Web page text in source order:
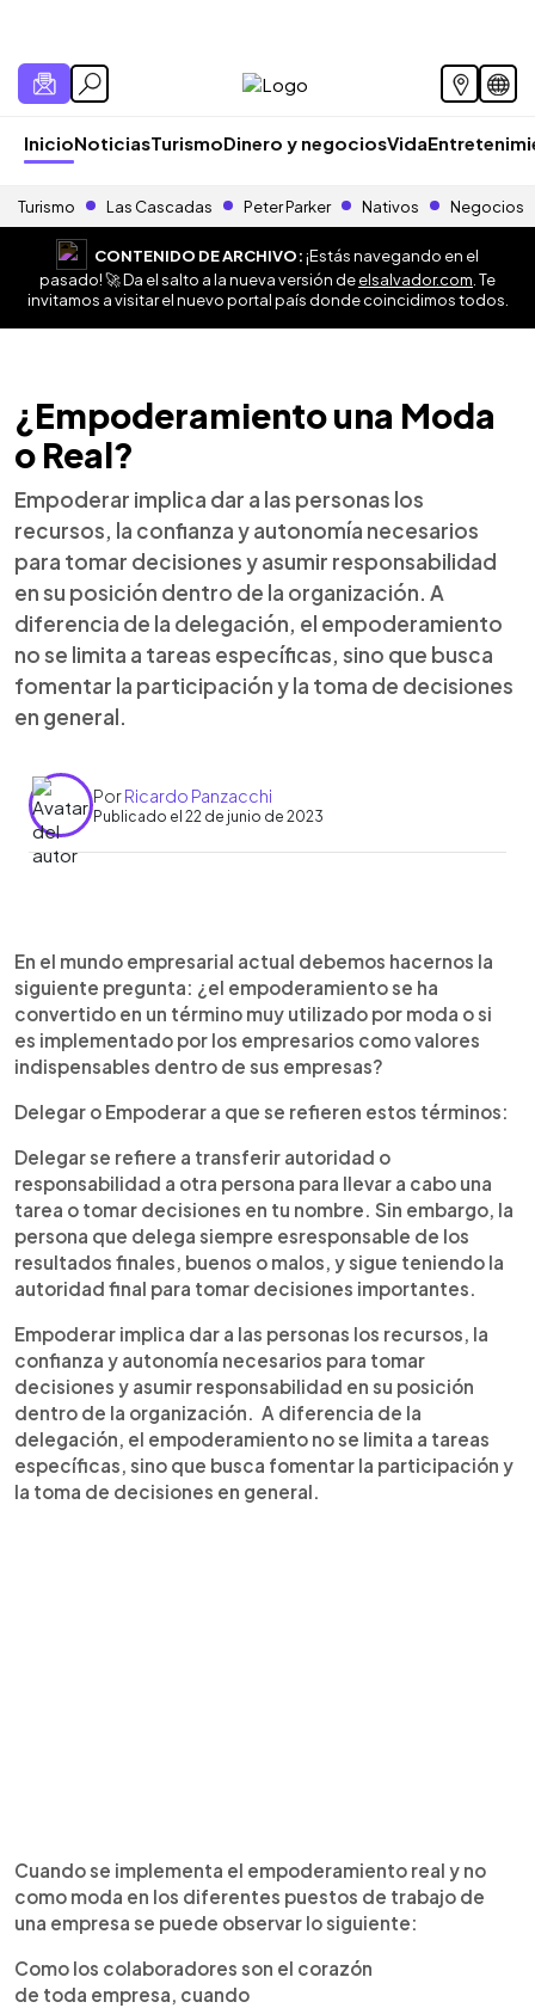
InicioNoticiasTurismoDinero y negociosVida
Turismo Las Cascadas Peter Parker Nativos Negocios
CONTENIDO DE ARCHIVO:¡Estás navegando en el
pasado! 🚀 Da el salto a la nueva versión deelsalvador.com . Te
invitamos a visitar el nuevo portal país donde coincidimos todos.
¿Empoderamiento una Moda
o Real?
Empoderar implica dar a las personas los
recursos, la confianza y autonomía necesarios
para tomar decisiones y asumir responsabilidad
en su posición dentro de la organización. A
diferencia de la delegación, el empoderamiento
no se limita a tareas específicas, sino que busca
fomentar la participación y la toma de decisiones
en general.
PorRicardo Panzacchi
Publicado el 22 de junio de 2023
Escuchar artículo
En el mundo empresarial actual debemos hacernos la
siguiente pregunta: ¿el empoderamiento se ha
convertido en un término muy utilizado por moda o si
es implementado por los empresarios como valores
indispensables dentro de sus empresas?
Delegar o Empoderar a que se refieren estos términos:
Delegar se refiere a transferir autoridad o
responsabilidad a otra persona para llevar a cabo una
tarea o tomar decisiones en tu nombre. Sin embargo, la
persona que delega siempre esresponsable de los
resultados finales, buenos o malos, y sigue teniendo la
autoridad final para tomar decisiones importantes.
Empoderar implica dar a las personas los recursos, la
confianza y autonomía necesarios para tomar
decisiones y asumir responsabilidad en su posición
dentro de la organización. A diferencia de la
delegación, el empoderamiento no se limita a tareas
específicas, sino que busca fomentar la participación y
la toma de decisiones en general.
Cuando se implementa el empoderamiento real y no
como moda en los diferentes puestos de trabajo de
una empresa se puede observar lo siguiente:
Como los colaboradores son el corazón
de toda empresa, cuando